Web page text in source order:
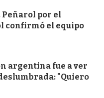
Peñarol por el
confirmó el equipo
argentina fue a ver
"Quiero